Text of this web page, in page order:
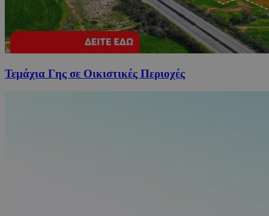
Τεμάχια Γης σε Οικιστικές Περιοχές